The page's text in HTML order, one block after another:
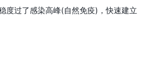
度过了感染高峰(自然免疫)，快速建立